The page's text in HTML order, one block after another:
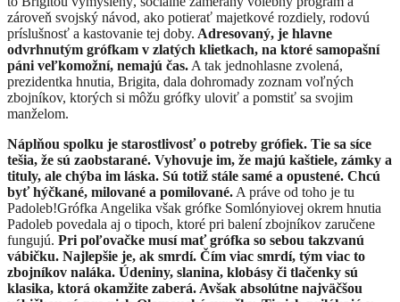
zároveň svojský návod, ako potierať majetkové rozdiely, rodovú
príslušnosť a kastovanie tej doby. Adresovaný, je hlavne
odvrhnutým grófkam v zlatých klietkach, na ktoré samopašní
páni veľkomožní, nemajú čas. A tak jednohlasne zvolená,
prezidentka hnutia, Brigita, dala dohromady zoznam voľných
zbojníkov, ktorých si môžu grófky uloviť a pomstiť sa svojim
manželom.
Náplňou spolku je starostlivosť o potreby grófiek. Tie sa síce
tešia, že sú zaobstarané. Vyhovuje im, že majú kaštiele, zámky a
tituly, ale chýba im láska. Sú totiž stále samé a opustené. Chcú
byť hýčkané, milované a pomilované. A práve od toho je tu
Padoleb!Grófka Angelika však grófke Somlónyiovej okrem hnutia
Padoleb povedala aj o tipoch, ktoré pri balení zbojníkov zaručene
fungujú. Pri poľovačke musí mať grófka so sebou takzvanú
vábičku. Najlepšie je, ak smrdí. Čím viac smrdí, tým viac to
zbojníkov naláka. Údeniny, slanina, klobásy či tlačenky sú
klasika, ktorá okamžite zaberá. Avšak absolútne najväčšou